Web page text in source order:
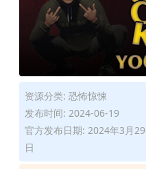
资源分类: 恐怖惊悚
发布时间: 2024-06-19
官方发布日期: 2024年3月29
日